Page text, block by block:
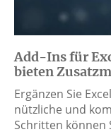
Add-Ins für
bieten
Ergänzen Sie
nützliche und
Schritten können